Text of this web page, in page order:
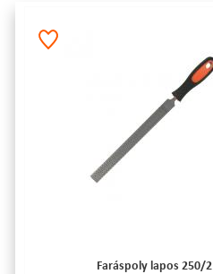
Faráspoly lapos 250/2